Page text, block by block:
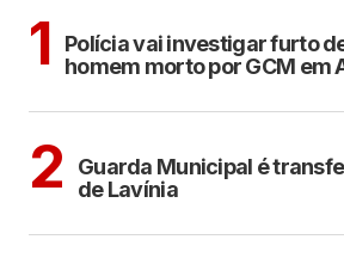
1
Polícia vai investigar furto
homem morto por GCM em
2
Guarda Municipal é
de Lavínia